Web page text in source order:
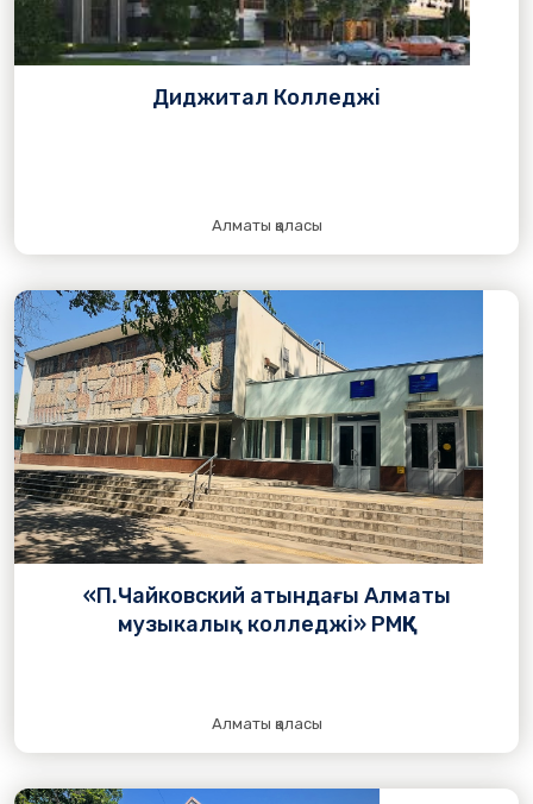
Диджитал Колледжі
Алматы қаласы
«П.Чайковский атындағы Алматы
музыкалық колледжі» РМҚК
Алматы қаласы